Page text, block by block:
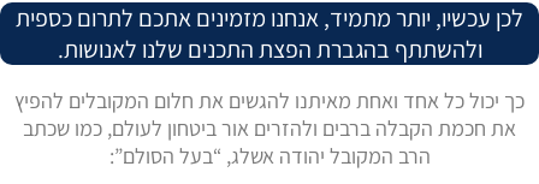
לכן עכשיו, יותר מתמיד, אנחנו מזמינים אתכם לתרום כספית
ולהשתתף בהגברת הפצת התכנים שלנו לאנושות.
כך יכול כל אחד ואחת מאיתנו להגשים את חלום המקובלים להפיץ
את חכמת הקבלה ברבים ולהזרים אור ביטחון לעולם, כמו שכתב
הרב המקובל יהודה אשלג, “בעל הסולם”: